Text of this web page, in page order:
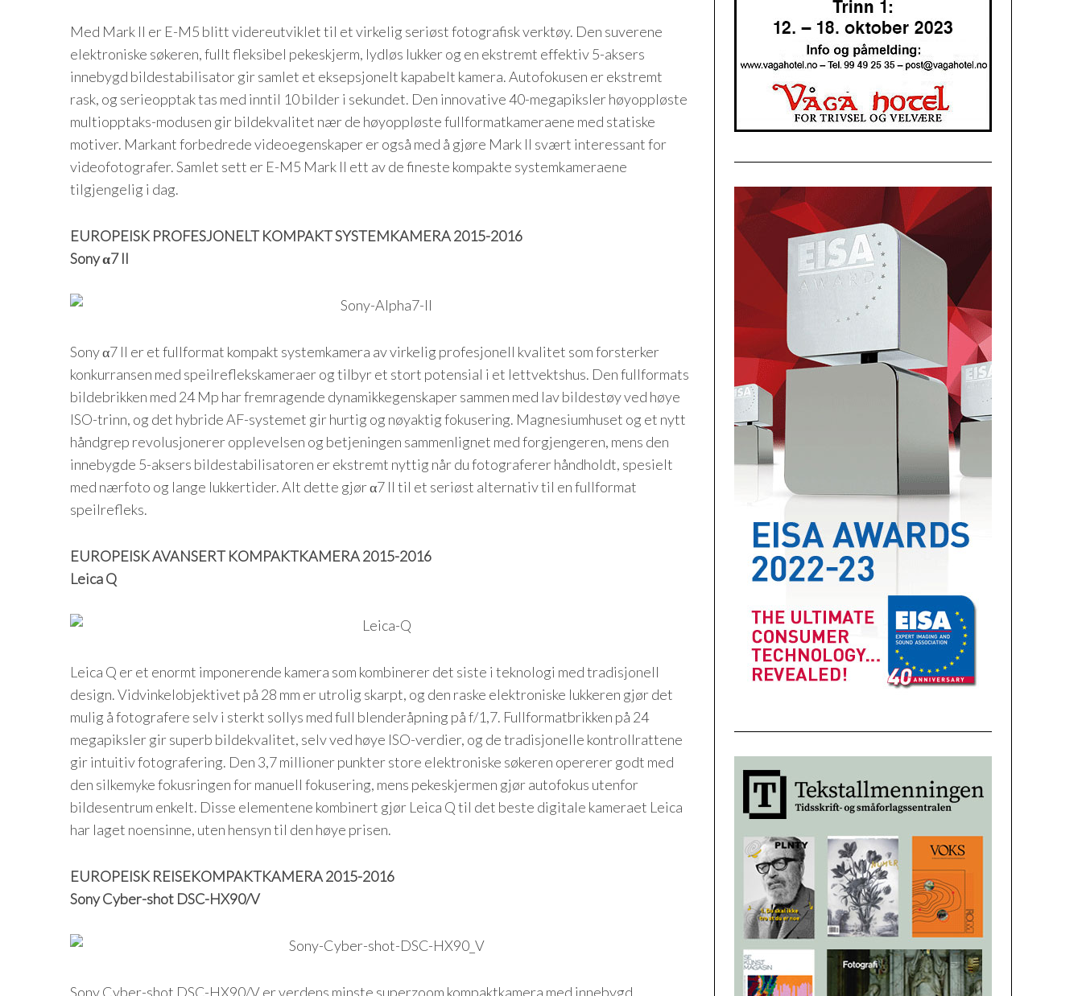
Med Mark II er E-M5 blitt videreutviklet til et virkelig seriøst fotografisk verktøy. Den suverene
elektroniske søkeren, fullt fleksibel pekeskjerm, lydløs lukker og en ekstremt effektiv 5-aksers
innebygd bildestabilisator gir samlet et eksepsjonelt kapabelt kamera. Autofokusen er ekstremt
rask, og serieopptak tas med inntil 10 bilder i sekundet. Den innovative 40-megapiksler høyoppløste
multiopptaks-modusen gir bildekvalitet nær de høyoppløste fullformatkameraene med statiske
motiver. Markant forbedrede videoegenskaper er også med å gjøre Mark II svært interessant for
videofotografer. Samlet sett er E-M5 Mark II ett av de fineste kompakte systemkameraene
tilgjengelig i dag.
EUROPEISK PROFESJONELT KOMPAKT SYSTEMKAMERA 2015-2016
Sony α7 II
Sony α7 II er et fullformat kompakt systemkamera av virkelig profesjonell kvalitet som forsterker
konkurransen med speilreflekskameraer og tilbyr et stort potensial i et lettvektshus. Den fullformats
bildebrikken med 24 Mp har fremragende dynamikkegenskaper sammen med lav bildestøy ved høye
ISO-trinn, og det hybride AF-systemet gir hurtig og nøyaktig fokusering. Magnesiumhuset og et nytt
håndgrep revolusjonerer opplevelsen og betjeningen sammenlignet med forgjengeren, mens den
innebygde 5-aksers bildestabilisatoren er ekstremt nyttig når du fotograferer håndholdt, spesielt
med nærfoto og lange lukkertider. Alt dette gjør α7 II til et seriøst alternativ til en fullformat
speilrefleks.
EUROPEISK AVANSERT KOMPAKTKAMERA 2015-2016
Leica Q
Leica Q er et enormt imponerende kamera som kombinerer det siste i teknologi med tradisjonell
design. Vidvinkelobjektivet på 28 mm er utrolig skarpt, og den raske elektroniske lukkeren gjør det
mulig å fotografere selv i sterkt sollys med full blenderåpning på f/1,7. Fullformatbrikken på 24
megapiksler gir superb bildekvalitet, selv ved høye ISO-verdier, og de tradisjonelle kontrollrattene
gir intuitiv fotografering. Den 3,7 millioner punkter store elektroniske søkeren opererer godt med
den silkemyke fokusringen for manuell fokusering, mens pekeskjermen gjør autofokus utenfor
bildesentrum enkelt. Disse elementene kombinert gjør Leica Q til det beste digitale kameraet Leica
har laget noensinne, uten hensyn til den høye prisen.
EUROPEISK REISEKOMPAKTKAMERA 2015-2016
Sony Cyber-shot DSC-HX90/V
Sony Cyber-shot DSC-HX90/V er verdens minste superzoom kompaktkamera med innebygd